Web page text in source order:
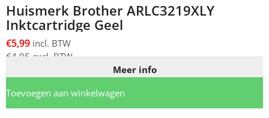
Huismerk Brother ARLC3219XLY
Inktcartridge Geel
€5,99 incl. BTW
€4,95 excl. BTW
Meer info
Toevoegen aan winkelwagen